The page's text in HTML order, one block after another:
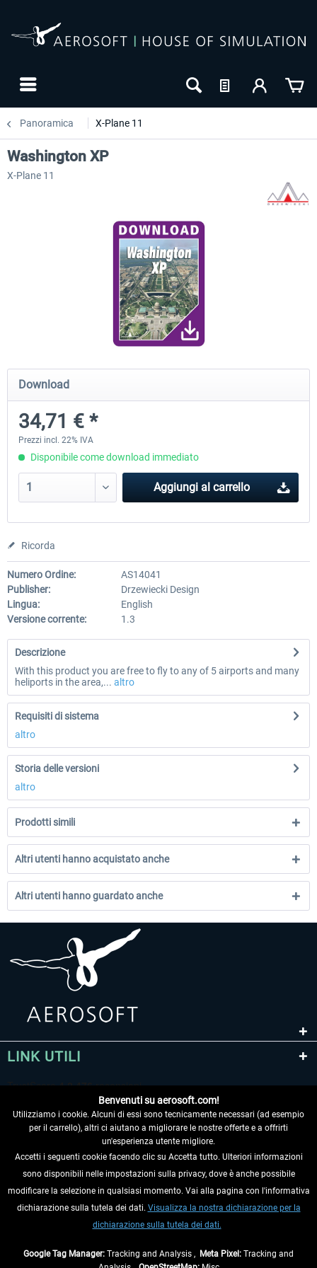
Panoramica X-Plane 11
Traffic Global for X-Plane 12/11
(Windows)
45,70 € *
Airport Stuttgart XP
Washington XP
X-Plane 11
Download
34,71 € *
Prezzi incl. 22% IVA
Disponibile come download immediato
Aggiungi al carrello
Ricorda
Numero Ordine:
AS14041
Publisher:
Drzewiecki Design
Lingua:
English
Versione corrente:
1.3
Descrizione
With this product you are free to fly to any of 5 airports and many
heliports in the area,... altro
Requisiti di sistema
altro
Storia delle versioni
altro
Prodotti simili
Altri utenti hanno acquistato anche
Altri utenti hanno guardato anche
LINK UTILI
RECEDERE DAL CONTRATTO
INFORMAZIONI
Benvenuti su aerosoft.com!
Utilizziamo i cookie. Alcuni di essi sono tecnicamente necessari (ad esempio
per il carrello), altri ci aiutano a migliorare le nostre offerte e a offrirti
un'esperienza utente migliore.
Accetti i seguenti cookie facendo clic su Accetta tutto. Ulteriori informazioni
sono disponibili nelle impostazioni sulla privacy, dove è anche possibile
modificare la selezione in qualsiasi momento. Vai alla pagina con l'informativa
dichiarazione sulla tutela dei dati. Visualizza la nostra dichiarazione per la
dichiarazione sulla tutela dei dati.
Google Tag Manager: Tracking and Analysis , Meta Pixel: Tracking and